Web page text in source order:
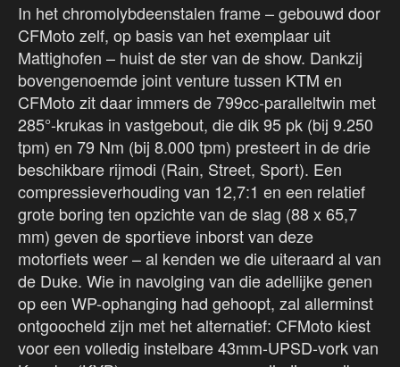
In het chromolybdeenstalen frame – gebouwd door
CFMoto zelf, op basis van het exemplaar uit
Mattighofen – huist de ster van de show. Dankzij
bovengenoemde joint venture tussen KTM en
CFMoto zit daar immers de 799cc-paralleltwin met
285°-krukas in vastgebout, die dik 95 pk (bij 9.250
tpm) en 79 Nm (bij 8.000 tpm) presteert in de drie
beschikbare rijmodi (Rain, Street, Sport). Een
compressieverhouding van 12,7:1 en een relatief
grote boring ten opzichte van de slag (88 x 65,7
mm) geven de sportieve inborst van deze
motorfiets weer – al kenden we die uiteraard al van
de Duke. Wie in navolging van die adellijke genen
op een WP-ophanging had gehoopt, zal allerminst
ontgoocheld zijn met het alternatief: CFMoto kiest
voor een volledig instelbare 43mm-UPSD-vork van